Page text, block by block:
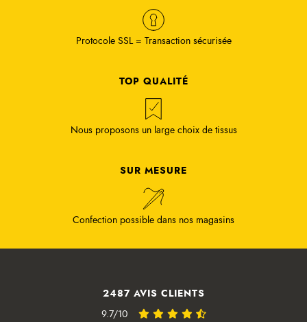
Protocole SSL = Transaction sécurisée
TOP QUALITÉ
Nous proposons un large choix de tissus
SUR MESURE
Confection possible dans nos magasins
2487 AVIS CLIENTS
9.7/10